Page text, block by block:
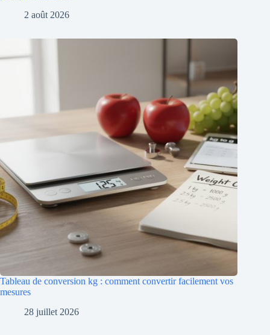
2 août 2026
Tableau de conversion kg : comment convertir facilement vos
mesures
28 juillet 2026